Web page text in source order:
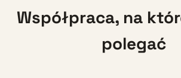
Współpraca, na
polegać